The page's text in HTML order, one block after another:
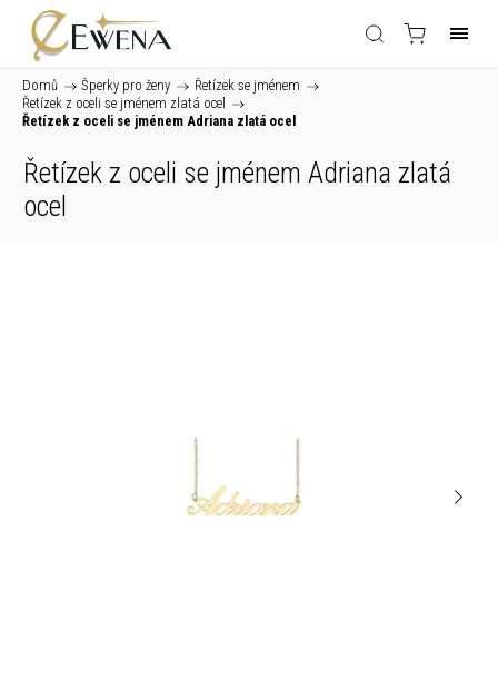
Domů / Šperky pro ženy / Řetízek se jménem /
Řetízek z oceli se jménem zlatá ocel /
Řetízek z oceli se jménem Adriana zlatá ocel
Řetízek z oceli se jménem Adriana zlatá
ocel